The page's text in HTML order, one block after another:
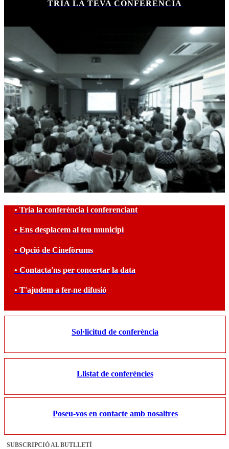
TRIA LA TEVA CONFERÈNCIA
• Tria la conferència i conferenciant
• Ens desplacem al teu municipi
• Opció de Cinefòrums
• Contacta'ns per concertar la data
• T'ajudem a fer-ne difusió
Sol·licitud de conferència
Llistat de conferències
Poseu-vos en contacte amb nosaltres
SUBSCRIPCIÓ AL BUTLLETÍ